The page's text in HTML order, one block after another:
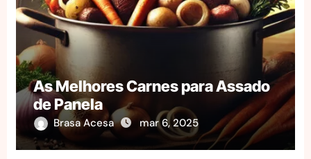
As Melhores Carnes para Assado
de Panela
Brasa Acesa mar 6, 2025